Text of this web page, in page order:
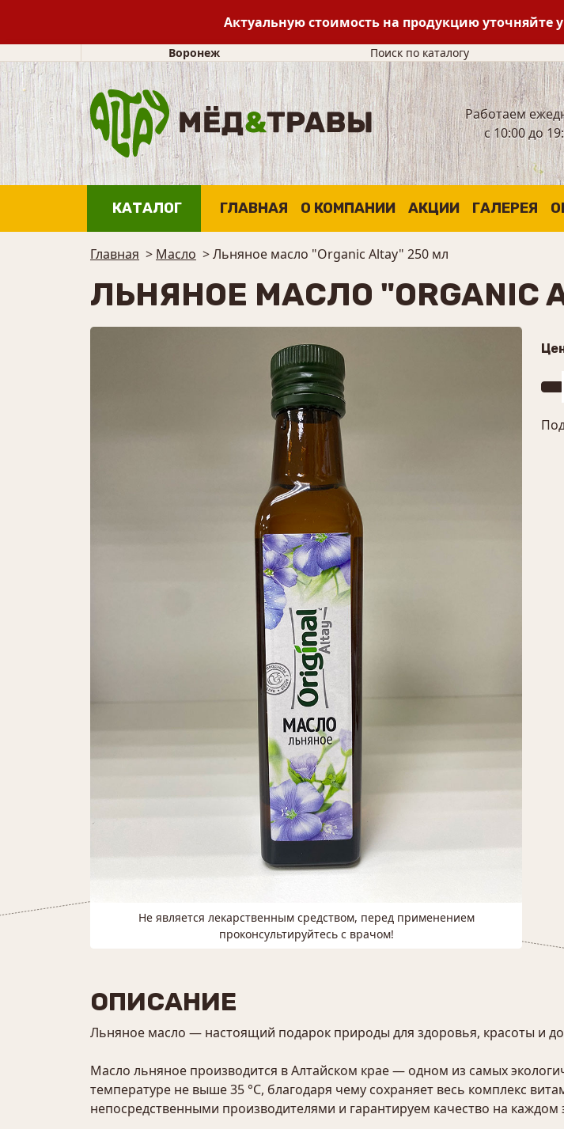
Актуальную стоимость на продукцию уточняйте
Воронеж Поиск по каталогу
Работаем
с 10:00 до
КАТАЛОГ ГЛАВНАЯ О КОМПАНИИ АКЦИИ ГАЛЕРЕЯ
Главная > Масло >Льняное масло "Organic Altay" 250 мл
ЛЬНЯНОЕ МАСЛО "ORGANIC
Не является лекарственным средством, перед применением
проконсультируйтесь с врачом!
ОПИСАНИЕ
Льняное масло — настоящий подарок природы для здоровья, красоты и
Масло льняное производится в Алтайском крае — одном из самых
температуре не выше 35 °C, благодаря чему сохраняет весь комплекс
непосредственными производителями и гарантируем качество на